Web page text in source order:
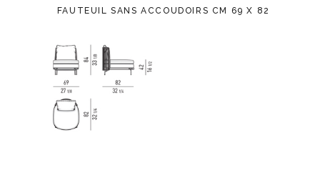
FAUTEUIL SANS ACCOUDOIRS CM 69 X 82